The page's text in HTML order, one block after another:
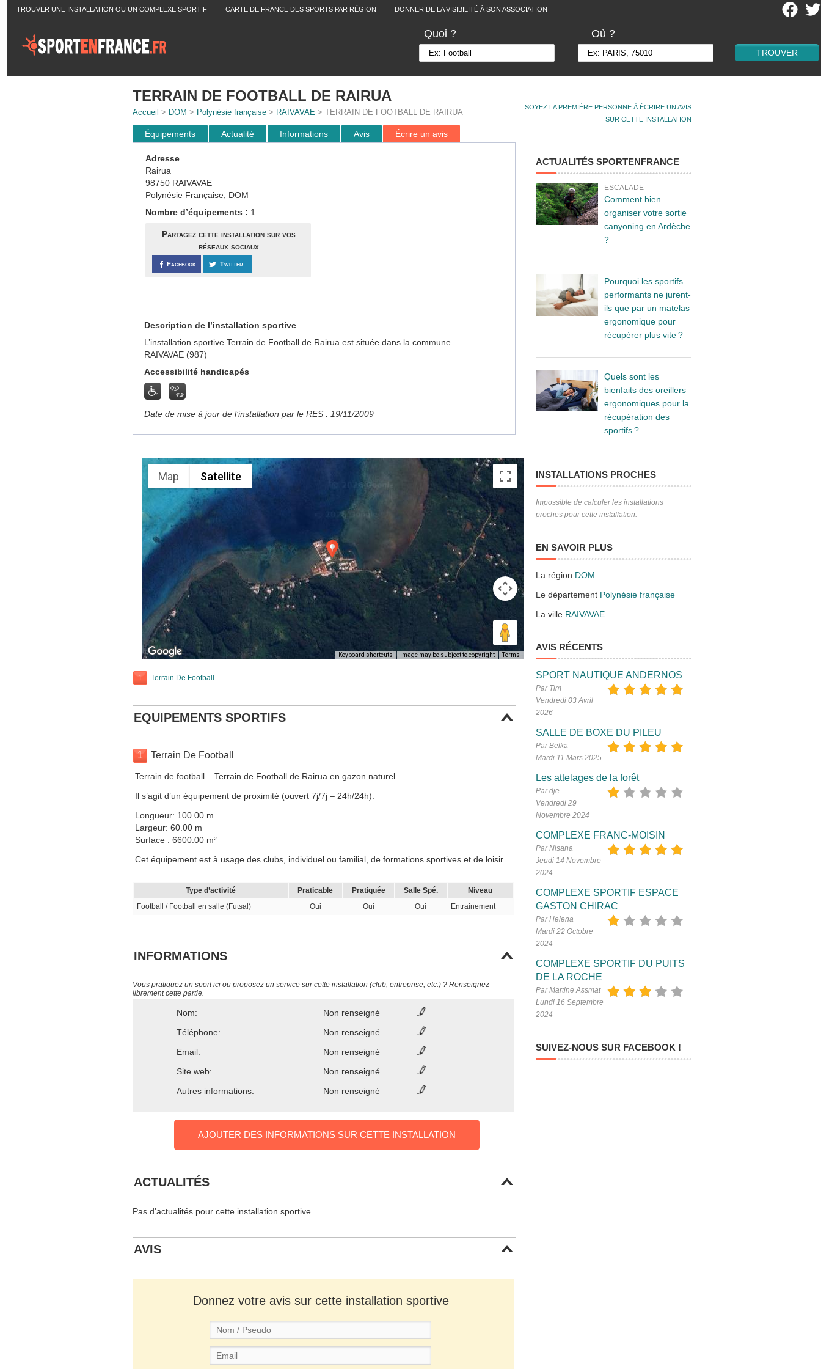
TROUVER UNE INSTALLATION OU UN COMPLEXE SPORTIF CARTE DE FRANCE DES SPORTS PAR RÉGION DONNER DE LA VISIBILITÉ À SON ASSOCIATION
Quoi ? Où ?
SOYEZ LA PREMIÈRE PERSONNE À ÉCRIRE UN AVIS
SUR CETTE INSTALLATION
TERRAIN DE FOOTBALL DE RAIRUA
Accueil > DOM > Polynésie française> RAIVAVAE> TERRAIN DE FOOTBALL DE RAIRUA
Équipements Actualité Informations Avis Écrire un avis
Adresse
Rairua
98750 RAIVAVAE
Polynésie Française, DOM
Nombre d’équipements : 1
Partagez cette installation sur vos
réseaux sociaux
Facebook Twitter
Description de l’installation sportive
L’installation sportive Terrain de Football de Rairua est située dans la commune
RAIVAVAE (987)
Accessibilité handicapés
Date de mise à jour de l’installation par le RES : 19/11/2009
Map Satellite
Keyboard shortcuts Image may be subject to copyright Terms
1 Terrain De Football
EQUIPEMENTS SPORTIFS
1 Terrain De Football
Terrain de football – Terrain de Football de Rairua en gazon naturel
Il s’agit d’un équipement de proximité (ouvert 7j/7j – 24h/24h).
Longueur: 100.00 m
Largeur: 60.00 m
Surface : 6600.00 m²
Cet équipement est à usage des clubs, individuel ou familial, de formations sportives et de loisir.
Type d’activité Praticable Pratiquée Salle Spé.
Niveau
Football / Football en salle (Futsal)
Oui Oui Oui Entrainement
INFORMATIONS
Vous pratiquez un sport ici ou proposez un service sur cette installation (club, entreprise, etc.) ? Renseignez
librement cette partie.
Nom:
Non renseigné
Téléphone:
Non renseigné
Email:
Non renseigné
Site web:
Non renseigné
Autres informations:
Non renseigné
AJOUTER DES INFORMATIONS SUR CETTE INSTALLATION
ACTUALITÉS
Pas d'actualités pour cette installation sportive
AVIS
Donnez votre avis sur cette installation sportive
ACTUALITÉS SPORTENFRANCE
ESCALADE
Comment bien
organiser votre sortie
canyoning en Ardèche
?
Pourquoi les sportifs
performants ne jurent-
ils que par un matelas
ergonomique pour
récupérer plus vite ?
Quels sont les
bienfaits des oreillers
ergonomiques pour la
récupération des
sportifs ?
INSTALLATIONS PROCHES
Impossible de calculer les installations
proches pour cette installation.
EN SAVOIR PLUS
La région DOM
Le département Polynésie française
La ville RAIVAVAE
AVIS RÉCENTS
SPORT NAUTIQUE ANDERNOS
Par Tim
Vendredi 03 Avril
2026
SALLE DE BOXE DU PILEU
Par Belka
Mardi 11 Mars 2025
Les attelages de la forêt
Par dje
Vendredi 29
Novembre 2024
COMPLEXE FRANC-MOISIN
Par Nisana
Jeudi 14 Novembre
2024
COMPLEXE SPORTIF ESPACE
GASTON CHIRAC
Par Helena
Mardi 22 Octobre
2024
COMPLEXE SPORTIF DU PUITS
DE LA ROCHE
Par Martine Assmat
Lundi 16 Septembre
2024
SUIVEZ-NOUS SUR FACEBOOK !